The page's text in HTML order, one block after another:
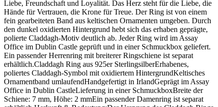
Liebe, Freundschaft und Loyalität. Das Herz steht für die Liebe, die
Hände für Vertrauen, die Krone für Treue. Der Ring ist von einem
fein gearbeiteten Band aus keltischen Ornamenten umgeben. Durch
den dunkel oxidierten Hintergrund hebt sich das erhaben geprägte,
polierte Claddagh-Motiv deutlich ab. Jeder Ring wird im Assay
Office im Dublin Castle geprüft und in einer Schmuckbox geliefert.
Ein passender Herrenring mit breiterer Ringschiene ist separat
erhältlich.Claddagh Ring aus 925er SterlingsilberErhabenes,
poliertes Claddagh-Symbol mit oxidiertem HintergrundKeltisches
Ornamentband umlaufendHandgefertigt in IrlandGeprägt im Assay
Office in Dublin CastleLieferung in einer SchmuckboxBreite der
Schiene: 7 mm, Höhe: 2 mmEin passender Damenring ist separat